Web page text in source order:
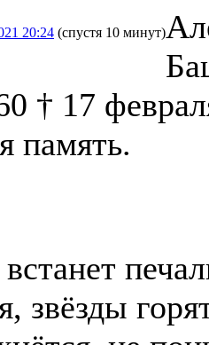
20:24 (спустя 10 минут)
† 17
память.
звёзды